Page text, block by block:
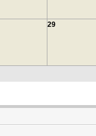
29